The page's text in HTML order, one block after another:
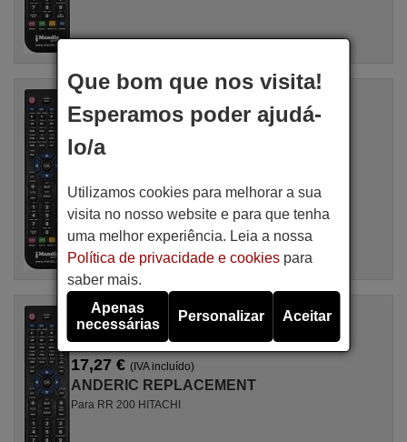
Comandos à distância equivalente
ANDERIC REPLACEMENT RR5713HITACHI
Artigo disponível em stock
17,27 €
Para RR 5713 HITACHI
Comandos à distância equivalente
ANDERIC REPLACEMENT RR200HITACHI
Artigo disponível em stock
17,27 € (IVA incluído)
ANDERIC REPLACEMENT
Para RR 200 HITACHI
Que bom que nos visita!
Esperamos poder ajudá-
lo/a
Utilizamos cookies para melhorar a sua
visita no nosso website e para que tenha
uma melhor experiência. Leia a nossa
Política de privacidade e cookiespara
saber mais.
Apenas
necessárias
Personalizar Aceitar